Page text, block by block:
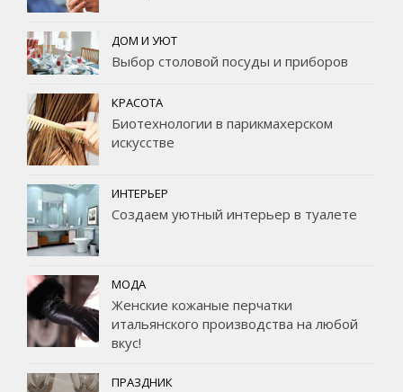
ДОМ И УЮТ
Выбор столовой посуды и приборов
КРАСОТА
Биотехнологии в парикмахерском
искусстве
ИНТЕРЬЕР
Создаем уютный интерьер в туалете
МОДА
Женские кожаные перчатки
итальянского производства на любой
вкус!
ПРАЗДНИК